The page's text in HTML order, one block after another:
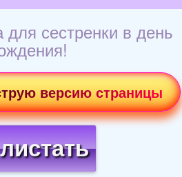
для сестренки в день
версию страницы